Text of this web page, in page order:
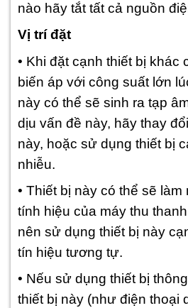
nào hãy tắt tất cả nguồn
Vị trí đặt
• Khi đặt cạnh thiết bị khác
biến áp với công suất lớn
này có thể sẽ sinh ra tạp
dịu vấn đề này, hãy thay
này, hoặc sử dụng thiết bị
nhiễu.
• Thiết bị này có thể sẽ
tính hiệu của máy thu
nên sử dụng thiết bị này
tín hiệu tương tự.
• Nếu sử dụng thiết bị
thiết bị này (như điện thoại